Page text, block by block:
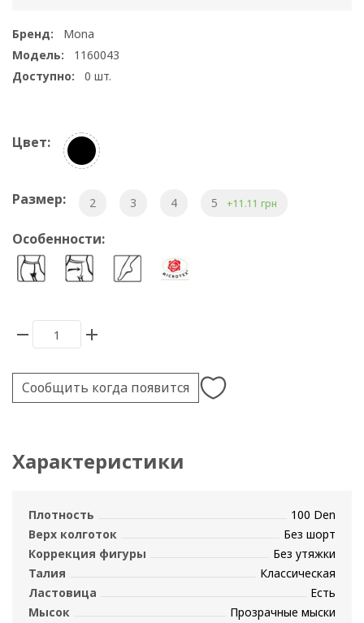
Бренд:
Mona
Модель:
1160043
Доступно:
0 шт.
Цвет:
Размер: 2 3 4 5 +11.11 грн
Особенности:
Сообщить когда появится
Характеристики
Плотность
100 Den
Верх колготок
Без шорт
Коррекция фигуры
Без утяжки
Талия
Классическая
Ластовица
Есть
Мысок
Прозрачные мыски